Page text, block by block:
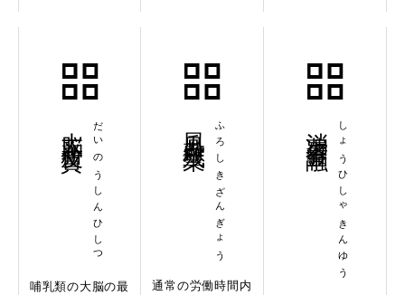
だいのうしんひしつ
哺乳類の大脳の最
ふろしきざんぎょう
通常の労働時間内
しょうひしゃきんゆう